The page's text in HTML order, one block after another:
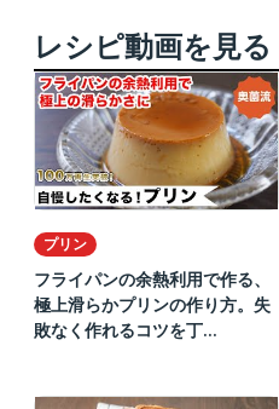
レシピ動画を見る
プリン
フライパンの余熱利用で作る、
極上滑らかプリンの作り方。失
敗なく作れるコツを丁...